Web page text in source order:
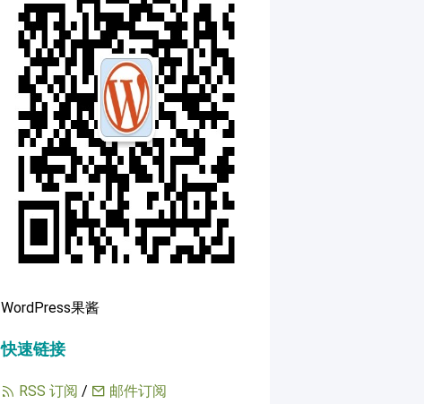
WordPress果酱
快速链接
RSS 订阅 /
邮件订阅